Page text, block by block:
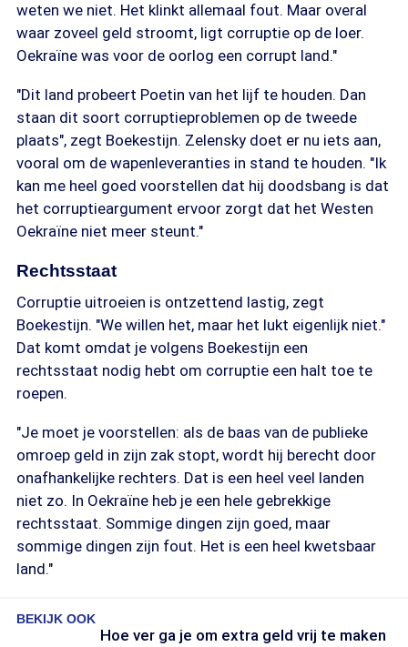
weten we niet. Het klinkt allemaal fout. Maar overal
waar zoveel geld stroomt, ligt corruptie op de loer.
Oekraïne was voor de oorlog een corrupt land."
"Dit land probeert Poetin van het lijf te houden. Dan
staan dit soort corruptieproblemen op de tweede
plaats", zegt Boekestijn. Zelensky doet er nu iets aan,
vooral om de wapenleveranties in stand te houden. "Ik
kan me heel goed voorstellen dat hij doodsbang is dat
het corruptieargument ervoor zorgt dat het Westen
Oekraïne niet meer steunt."
Rechtsstaat
Corruptie uitroeien is ontzettend lastig, zegt
Boekestijn. "We willen het, maar het lukt eigenlijk niet."
Dat komt omdat je volgens Boekestijn een
rechtsstaat nodig hebt om corruptie een halt toe te
roepen.
"Je moet je voorstellen: als de baas van de publieke
omroep geld in zijn zak stopt, wordt hij berecht door
onafhankelijke rechters. Dat is een heel veel landen
niet zo. In Oekraïne heb je een hele gebrekkige
rechtsstaat. Sommige dingen zijn goed, maar
sommige dingen zijn fout. Het is een heel kwetsbaar
land."
BEKIJK OOK
Hoe ver ga je om extra geld vrij te maken